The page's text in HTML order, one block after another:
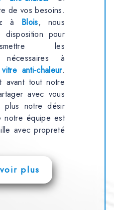
de vos besoins.
à Blois, nous
disposition pour
les
nécessaires à
vitre anti-chaleur.
avant tout notre
avec vous
plus notre désir
notre équipe est
avec propreté
plus